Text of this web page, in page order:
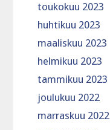
toukokuu 2023
huhtikuu 2023
maaliskuu 2023
helmikuu 2023
tammikuu 2023
joulukuu 2022
marraskuu 2022